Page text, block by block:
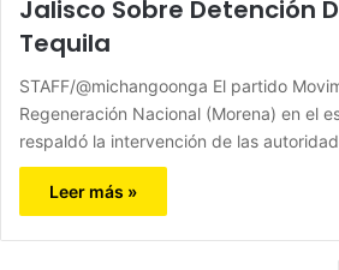
Jalisco Sobre Detención
Tequila
STAFF/@michangoonga El partido
Regeneración Nacional (Morena) en el
respaldó la intervención de las
Leer más »